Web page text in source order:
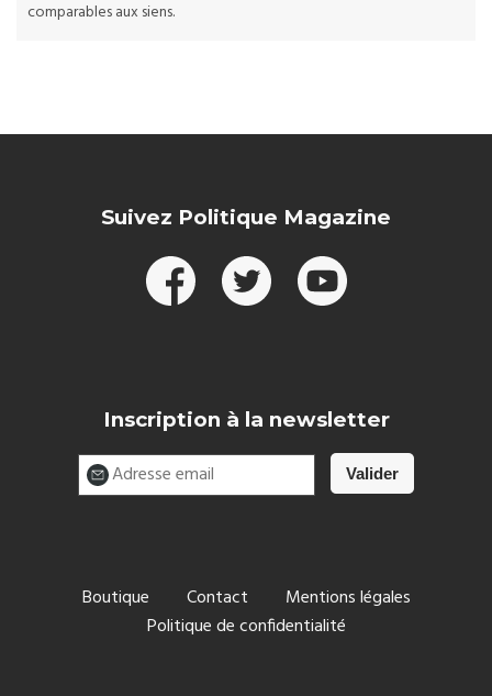
comparables aux siens.
Suivez Politique Magazine
Inscription à la newsletter
Boutique Contact
Mentions légales
Politique de confidentialité